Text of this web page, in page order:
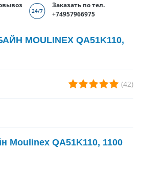
Заказать по тел.
+74957966975
MOULINEX QA51K110,
(42)
Moulinex QA51K110, 1100